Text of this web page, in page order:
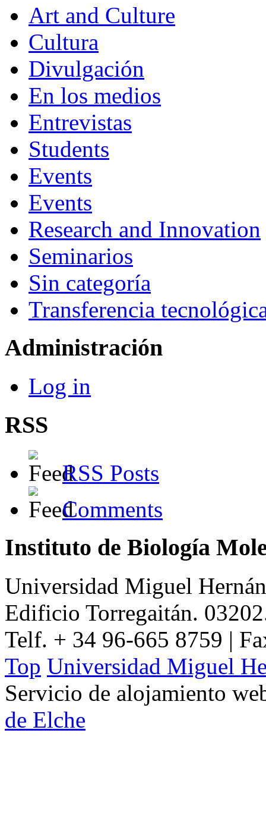
Art and Culture
Cultura
Divulgación
En los medios
Entrevistas
Students
Events
Events
Research and Innovation
Seminarios
Sin categoría
Transferencia
Administración
Log in
RSS
RSS Posts
Comments
Instituto de Biología
Universidad Miguel
Edificio Torregaitán.
Telf. + 34 96-665 8759 |
Top Universidad Miguel
Servicio de alojamiento
de Elche